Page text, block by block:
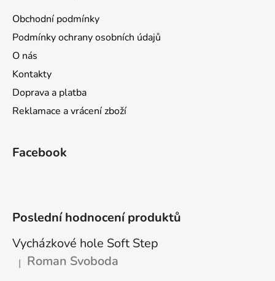
Obchodní podmínky
Podmínky ochrany osobních údajů
O nás
Kontakty
Doprava a platba
Reklamace a vrácení zboží
Facebook
Poslední hodnocení produktů
Vycházkové hole Soft Step
Hodnocení produktu je 5 z 5 hvězdiček.
| Roman Svoboda